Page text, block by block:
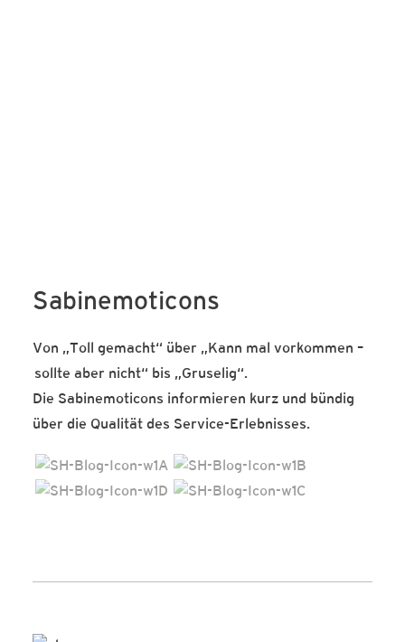
Sabinemoticons
Von „Toll gemacht“ über „Kann mal vorkommen –
sollte aber nicht“ bis „Gruselig“.
Die Sabinemoticons informieren kurz und bündig
über die Qualität des Service-Erlebnisses.